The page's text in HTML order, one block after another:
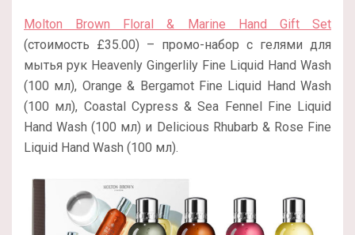
Molton Brown Floral & Marine Hand Gift Set
(стоимость £35.00) – промо-набор с гелями для
мытья рук Heavenly Gingerlily Fine Liquid Hand Wash
(100 мл), Orange & Bergamot Fine Liquid Hand Wash
(100 мл), Coastal Cypress & Sea Fennel Fine Liquid
Hand Wash (100 мл) и Delicious Rhubarb & Rose Fine
Liquid Hand Wash (100 мл).